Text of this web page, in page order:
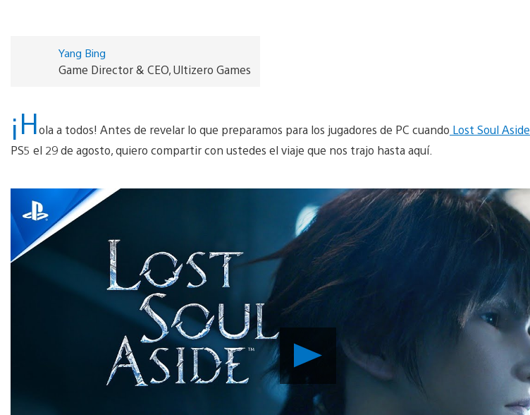
Yang Bing
Game Director & CEO, Ultizero Games
¡Hola a todos! Antes de revelar lo que preparamos para los jugadores de PC cuando Lost Soul Aside
PS5 el 29 de agosto, quiero compartir con ustedes el viaje que nos trajo hasta aquí.
Video